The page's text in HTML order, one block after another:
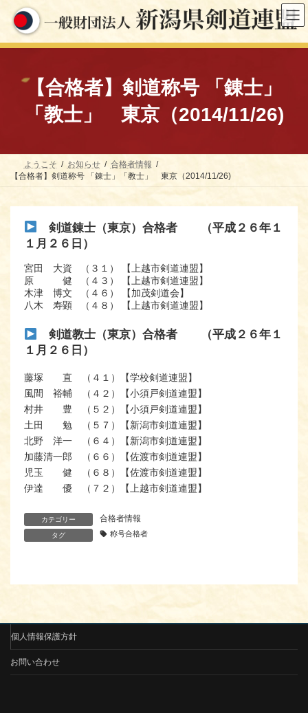
ン
ー
【合格者】剣道称号 「錬士」
「教士」 東京（2014/11/26)
ようこそ お知らせ
合格者情報
【合格者】剣道称号 「錬士」「教士」 東京（2014/11/26)
剣道錬士（東京）合格者 （平成２６年１
１月２６日）
宮田 大資 （３１） 【上越市剣道連盟】
原 健 （４３） 【上越市剣道連盟】
木津 博文 （４６） 【加茂剣道会】
八木 寿顕 （４８） 【上越市剣道連盟】
剣道教士（東京）合格者 （平成２６年１
１月２６日）
藤塚 直 （４１）【学校剣道連盟】
風間 裕輔 （４２）【小須戸剣道連盟】
村井 豊 （５２）【小須戸剣道連盟】
土田 勉 （５７）【新潟市剣道連盟】
北野 洋一 （６４）【新潟市剣道連盟】
加藤清一郎 （６６）【佐渡市剣道連盟】
児玉 健 （６８）【佐渡市剣道連盟】
伊達 優 （７２）【上越市剣道連盟】
カテゴリー 合格者情報
タグ 称号合格者
個人情報保護方針
お問い合わせ